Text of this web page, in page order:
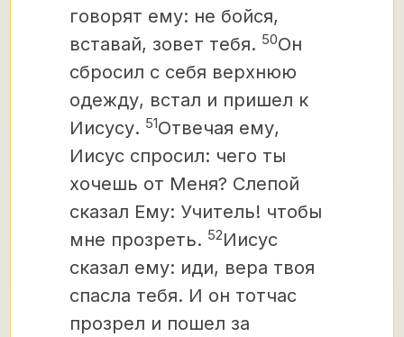
говорят ему: не бойся,
вставай, зовет тебя. 50Он
сбросил с себя верхнюю
одежду, встал и пришел к
Иисусу. 51Отвечая ему,
Иисус спросил: чего ты
хочешь от Меня? Слепой
сказал Ему: Учитель! чтобы
мне прозреть. 52Иисус
сказал ему: иди, вера твоя
спасла тебя. И он тотчас
прозрел и пошел за